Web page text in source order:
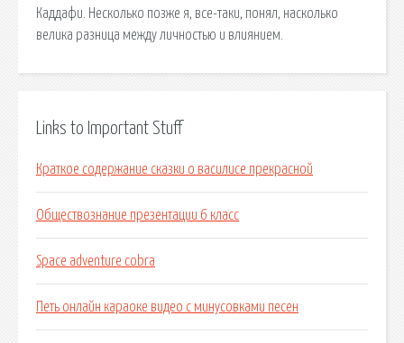
Каддафи. Несколько позже я, все-таки, понял, насколько
велика разница между личностью и влиянием.
Links to Important Stuff
Краткое содержание сказки о василисе прекрасной
Обществознание презентации 6 класс
Space adventure cobra
Петь онлайн караоке видео с минусовками песен